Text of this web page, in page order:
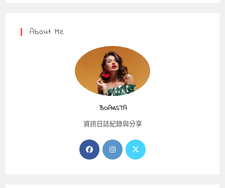
About Me
BOAVISTA
資訊日誌紀錄與分享
Opens
in
Opens
in
Opens